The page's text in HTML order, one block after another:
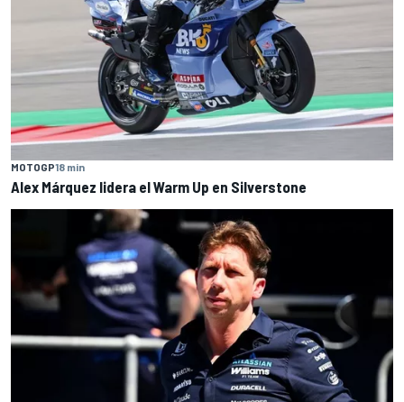
MOTOGP18 min
Alex Márquez lidera el Warm Up en Silverstone